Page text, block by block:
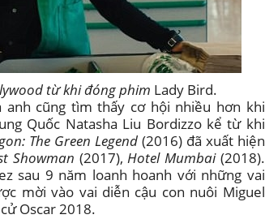
từ khi đóng phim Lady Bird.
anh cũng tìm thấy cơ hội nhiều hơn khi
Quốc Natasha Liu Bordizzo kể từ khi
The Green Legend(2016) đã xuất hiện
Showman (2017),Hotel Mumbai(2018).
sau 9 năm loanh hoanh với những vai
mời vào vai diễn cậu con nuôi Miguel
Oscar 2018.